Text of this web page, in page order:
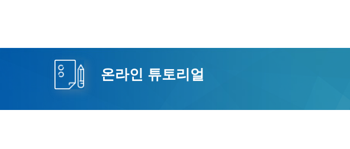
온라인 튜토리얼